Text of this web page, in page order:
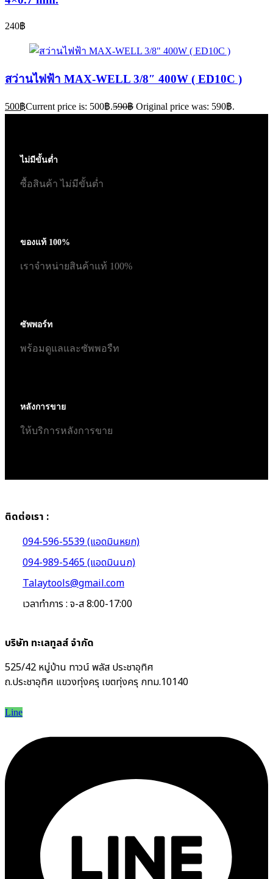
240฿
สว่านไฟฟ้า MAX-WELL 3/8″ 400W ( ED10C )
500฿Current price is: 500฿.590฿ Original price was: 590฿.
ไม่มีขั้นต่ำ
ซื้อสินค้า ไม่มีขั้นต่ำ
ของแท้ 100%
เราจำหน่ายสินค้าแท้ 100%
ซัพพอร์ท
พร้อมดูแลและซัพพอรืท
หลังการขาย
ให้บริการหลังการขาย
ติดต่อเรา :
094-596-5539 (แอดมินหยก)
094-989-5465 (แอดมินนก)
Talaytools@gmail.com
เวลาทำการ : จ-ส 8:00-17:00
บริษัท ทะเลทูลส์ จำกัด
525/42 หมู่บ้าน ทาวน์ พลัส ประชาอุทิศ
ถ.ประชาอุทิศ แขวงทุ่งครุ เขตทุ่งครุ กทม.10140
Line